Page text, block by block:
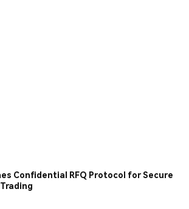
Confidential RFQ Protocol for Secure